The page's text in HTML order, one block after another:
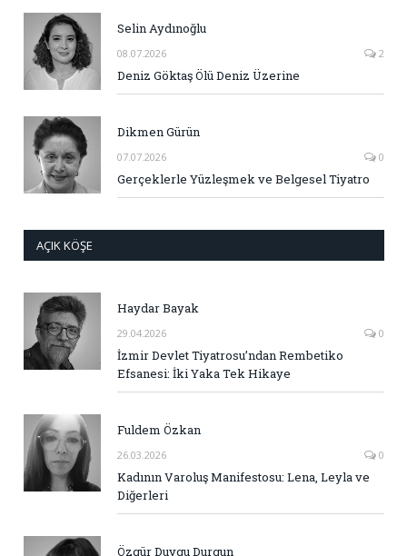
Selin Aydınoğlu
08.07.2026 2
Deniz Göktaş Ölü Deniz Üzerine
Dikmen Gürün
07.07.2026 0
Gerçeklerle Yüzleşmek ve Belgesel Tiyatro
AÇIK KÖŞE
Haydar Bayak
29.04.2026 0
İzmir Devlet Tiyatrosu’ndan Rembetiko
Efsanesi: İki Yaka Tek Hikaye
Fuldem Özkan
26.03.2026 0
Kadının Varoluş Manifestosu: Lena, Leyla ve
Diğerleri
Özgür Duygu Durgun